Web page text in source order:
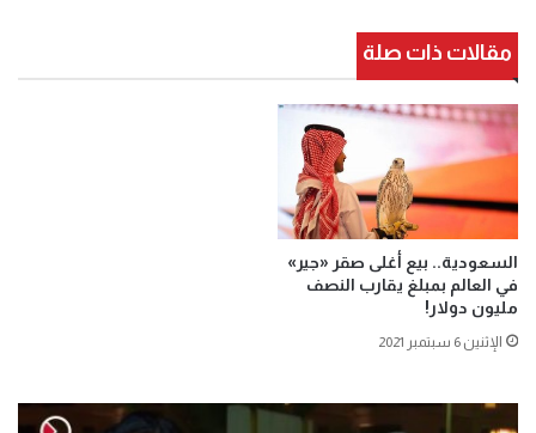
مقالات ذات صلة
السعودية.. بيع أغلى صقر «جير»
في العالم بمبلغ يقارب النصف
مليون دولار!
الإثنين 6 سبتمبر 2021